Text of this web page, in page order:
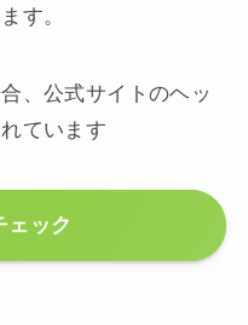
す。
、公式サイトのヘッ
ています
ェック